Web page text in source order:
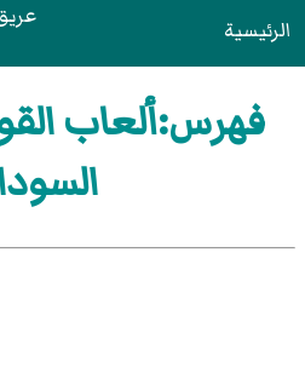
الرئيسية
فهرس:ألعاب